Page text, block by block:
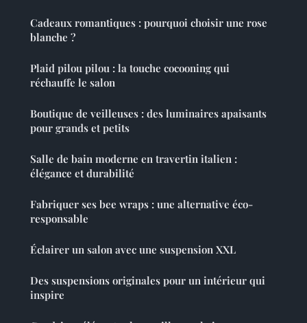
Cadeaux romantiques : pourquoi choisir une rose
blanche ?
Plaid pilou pilou : la touche cocooning qui
réchauffe le salon
Boutique de veilleuses : des luminaires apaisants
pour grands et petits
Salle de bain moderne en travertin italien :
élégance et durabilité
Fabriquer ses bee wraps : une alternative éco-
responsable
Éclairer un salon avec une suspension XXL
Des suspensions originales pour un intérieur qui
inspire